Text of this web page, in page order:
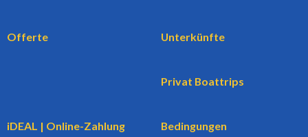
Offerte Unterkünfte
Privat Boattrips
iDEAL | Online-Zahlung Bedingungen